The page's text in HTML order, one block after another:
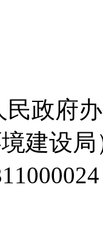
民政府
建设局